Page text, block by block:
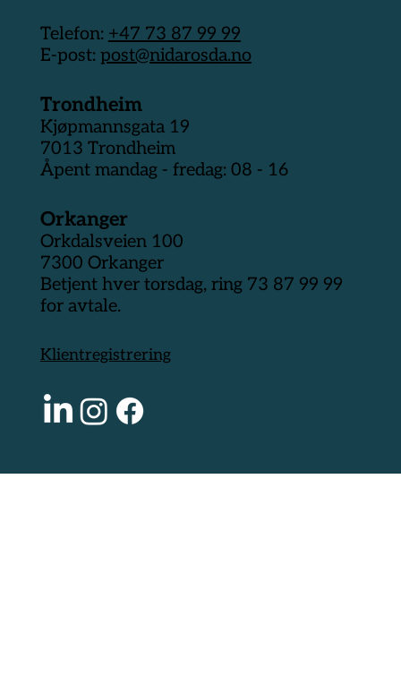
Trondheim
Kjøpmannsgata 19
7013 Trondheim
Åpent mandag - fredag: 08 - 16
Orkanger
Orkdalsveien 100
7300 Orkanger
Betjent hver torsdag, ring 73 87 99 99
for avtale.
Telefon: +47 73 87 99 99
E-post: post@nidarosda.no
Klientregistrering